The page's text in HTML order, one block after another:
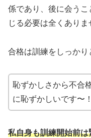
係であり、後に会う
じる必要は全くありま
合格は訓練をしっかり
恥ずかしさから不合
に恥ずかしいです〜！
私自身も訓練開始前